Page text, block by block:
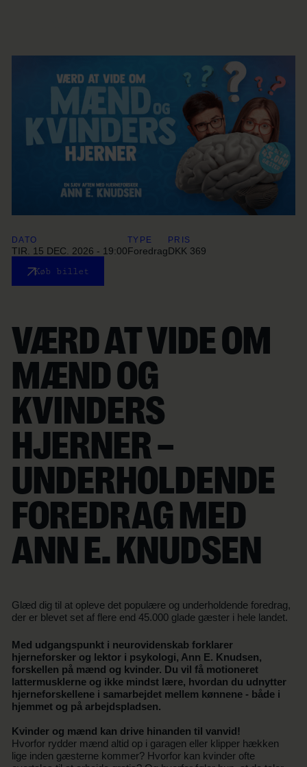
DATO
TIR. 15 DEC. 2026 - 19:00
TYPE
Foredrag
PRIS
DKK 369
Køb billet
VÆRD AT VIDE OM
MÆND OG
KVINDERS
HJERNER –
UNDERHOLDENDE
FOREDRAG MED
ANN E. KNUDSEN
Glæd dig til at opleve det populære og underholdende foredrag,
der er blevet set af flere end 45.000 glade gæster i hele landet.
Med udgangspunkt i neurovidenskab forklarer
hjerneforsker og lektor i psykologi, Ann E. Knudsen,
forskellen på mænd og kvinder. Du vil få motioneret
lattermusklerne og ikke mindst lære, hvordan du udnytter
hjerneforskellene i samarbejdet mellem kønnene - både i
hjemmet og på arbejdspladsen.
Kvinder og mænd kan drive hinanden til vanvid!
Hvorfor rydder mænd altid op i garagen eller klipper hækken
lige inden gæsterne kommer? Hvorfor kan kvinder ofte